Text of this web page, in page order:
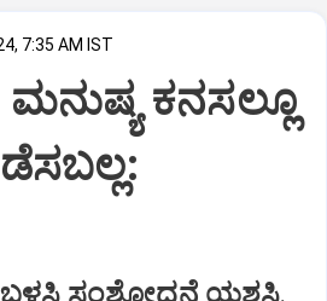
7:35 AM IST
ಮನುಷ್ಯ ಕನಸಲ್ಲೂ
ಬಳಸಿ ಸಂಶೋಧನೆ ಯಶಸ್ವಿ